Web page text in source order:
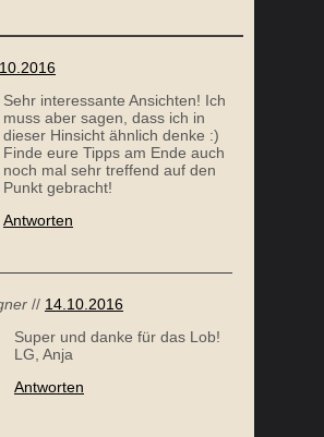
Sehr interessante Ansichten! Ich
muss aber sagen, dass ich in
dieser Hinsicht ähnlich denke :)
Finde eure Tipps am Ende auch
noch mal sehr treffend auf den
Punkt gebracht!
Antworten
// 14.10.2016
Super und danke für das Lob!
LG, Anja
Antworten